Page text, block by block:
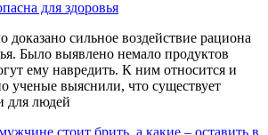
для здоровья
сильное воздействие рациона
Было выявлено немало продуктов
ему навредить. К ним относится и
ученые выяснили, что существует
для людей